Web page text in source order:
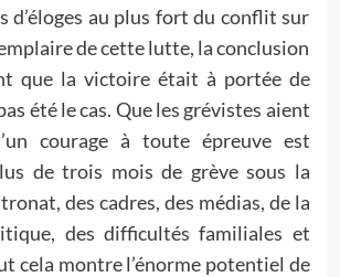
d’éloges au plus fort du conflit sur
de cette lutte, la conclusion
que la victoire était à portée de
été le cas. Que les grévistes aient
courage à toute épreuve est
de trois mois de grève sous la
des cadres, des médias, de la
des difficultés familiales et
cela montre l’énorme potentiel de